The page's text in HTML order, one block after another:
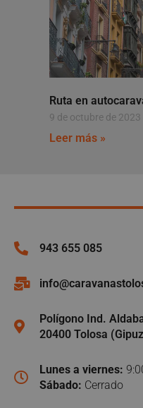
Ruta en
9 de octubre de 2023
Leer más »
943 655 085
Polígono Ind.
20400 Tolosa
Lunes a viernes:
Sábado: Cerrado